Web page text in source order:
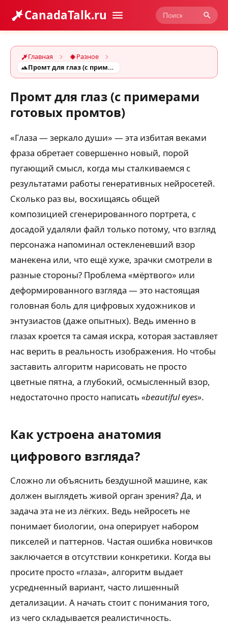
CanadaTalk.ru
Главная
Разное
Промт для глаз (с примерами готовых промтов)
Промт для глаз (с примерами
готовых промтов)
«Глаза — зеркало души» — эта избитая веками
фраза обретает совершенно новый, порой
пугающий смысл, когда мы сталкиваемся с
результатами работы генеративных нейросетей.
Сколько раз вы, восхищаясь общей
композицией сгенерированного портрета, с
досадой удаляли файл только потому, что взгляд
персонажа напоминал остекленевший взор
манекена или, что ещё хуже, зрачки смотрели в
разные стороны? Проблема «мёртвого» или
деформированного взгляда — это настоящая
головная боль для цифровых художников и
энтузиастов (даже опытных). Ведь именно в
глазах кроется та самая искра, которая заставляет
нас верить в реальность изображения. Но чтобы
заставить алгоритм нарисовать не просто
цветные пятна, а глубокий, осмысленный взор,
недостаточно просто написать «beautiful eyes».
Как устроена анатомия
цифрового взгляда?
Сложно ли объяснить бездушной машине, как
должен выглядеть живой орган зрения? Да, и
задача эта не из лёгких. Ведь нейросеть не
понимает биологии, она оперирует набором
пикселей и паттернов. Частая ошибка новичков
заключается в отсутствии конкретики. Когда вы
просите просто «глаза», алгоритм выдает
усредненный вариант, часто лишенный
детализации. А начать стоит с понимания того,
из чего складывается реалистичность.